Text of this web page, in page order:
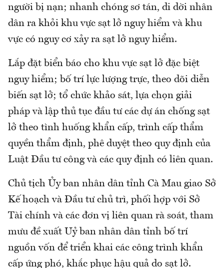
người bị nạn; nhanh chóng sơ tán, di dời nhân
dân ra khỏi khu vực sạt lở nguy hiểm và khu
vực có nguy cơ xảy ra sạt lở nguy hiểm.
Lắp đặt biển báo cho khu vực sạt lở đặc biệt
nguy hiểm; bố trí lực lượng trực, theo dõi diễn
biến sạt lở; tổ chức khảo sát, lựa chọn giải
pháp và lập thủ tục đầu tư các dự án chống sạt
lở theo tình huống khẩn cấp, trình cấp thẩm
quyền thẩm định, phê duyệt theo quy định của
Luật Đầu tư công và các quy định có liên quan.
Chủ tịch Ủy ban nhân dân tỉnh Cà Mau giao Sở
Kế hoạch và Đầu tư chủ trì, phối hợp với Sở
Tài chính và các đơn vị liên quan rà soát, tham
mưu đề xuất Uỷ ban nhân dân tỉnh bố trí
nguồn vốn để triển khai các công trình khẩn
cấp ứng phó, khắc phục hậu quả do sạt lở.